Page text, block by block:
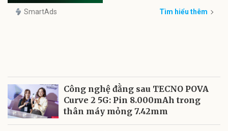
SmartAds Tìm hiểu thêm
Công nghệ đằng sau TECNO POVA
Curve 2 5G: Pin 8.000mAh trong
thân máy mỏng 7.42mm